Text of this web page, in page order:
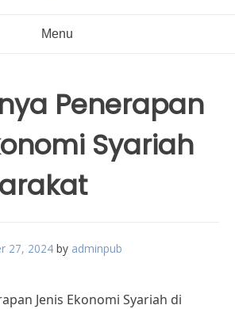
Menu
Penerapan
Syariah
27, 2024 by adminpub
Jenis Ekonomi Syariah di